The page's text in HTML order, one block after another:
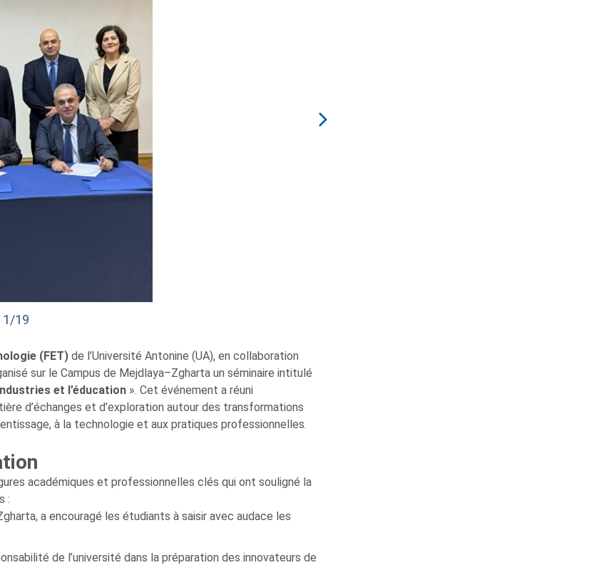
1/19
(FET) de l’Université Antonine (UA), en collaboration
sur le Campus de Mejdlaya–Zgharta un séminaire intitulé
et l’éducation ». Cet événement a réuni
d’échanges et d’exploration autour des transformations
à la technologie et aux pratiques professionnelles.
académiques et professionnelles clés qui ont souligné la
:
a encouragé les étudiants à saisir avec audace les
de l’université dans la préparation des innovateurs de